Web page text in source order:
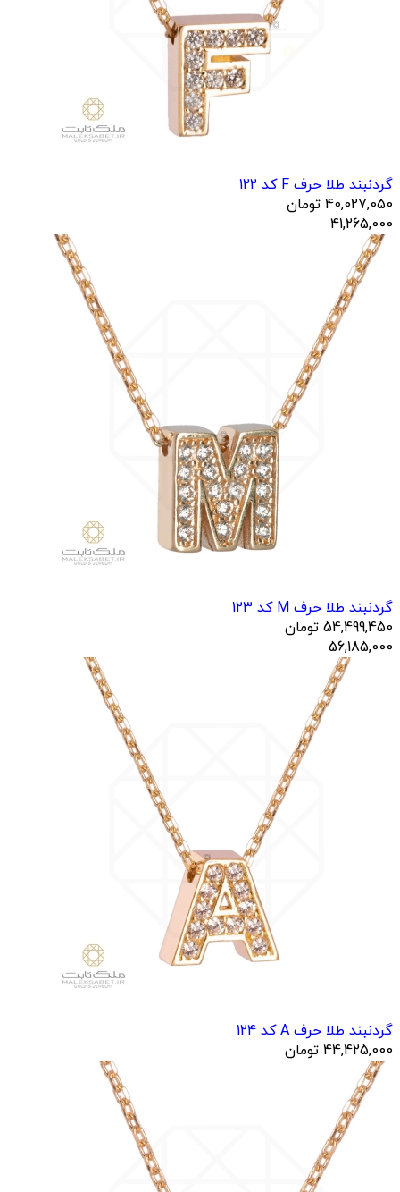
گردنبند طلا حرف F کد 122
40,027,050 تومان
41,265,000
گردنبند طلا حرف M کد 123
54,499,450 تومان
56,185,000
گردنبند طلا حرف A کد 124
44,425,000 تومان